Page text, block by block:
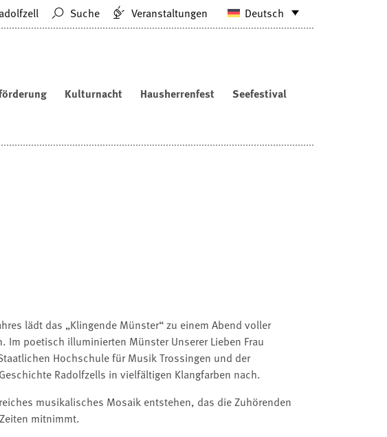
Deutsch
Suche Veranstaltungen
Kulturnacht Hausherrenfest Seefestival
lädt das „Klingende Münster“ zu einem Abend voller
Im poetisch illuminierten Münster Unserer Lieben Frau
Hochschule für Musik Trossingen und der
Radolfzells in vielfältigen Klangfarben nach.
musikalisches Mosaik entstehen, das die Zuhörenden
mitnimmt.